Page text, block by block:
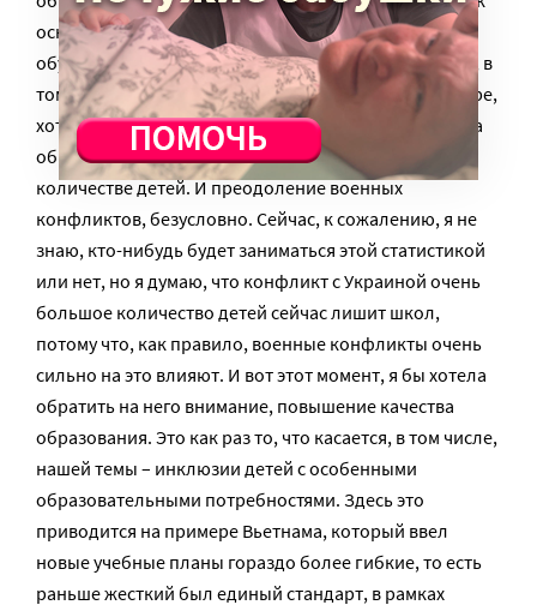
основной язык национальный страны, где они
обучаются, но, тем не менее, получать образование, в
том числе, и на своем родном языке. По крайней мере,
хотя бы в начальной школе. Увеличение расходов на
образование, безусловно, деньги играют роль в
количестве детей. И преодоление военных
конфликтов, безусловно. Сейчас, к сожалению, я не
знаю, кто-нибудь будет заниматься этой статистикой
или нет, но я думаю, что конфликт с Украиной очень
большое количество детей сейчас лишит школ,
потому что, как правило, военные конфликты очень
сильно на это влияют. И вот этот момент, я бы хотела
обратить на него внимание, повышение качества
образования. Это как раз то, что касается, в том числе,
нашей темы – инклюзии детей с особенными
образовательными потребностями. Здесь это
приводится на примере Вьетнама, который ввел
новые учебные планы гораздо более гибкие, то есть
раньше жесткий был единый стандарт, в рамках